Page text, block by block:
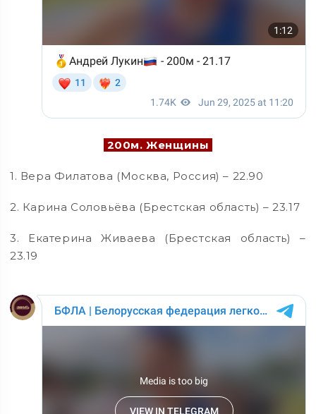
200м. Женщины
1. Вера Филатова (Москва, Россия) – 22.90
2. Карина Соловьёва (Брестская область) – 23.17
3. Екатерина Живаева (Брестская область) –
23.19